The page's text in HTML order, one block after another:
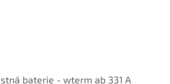
baterie - wterm ab 331 A